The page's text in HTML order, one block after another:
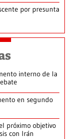
por presunta
interno de la
en segundo
próximo objetivo
con Irán